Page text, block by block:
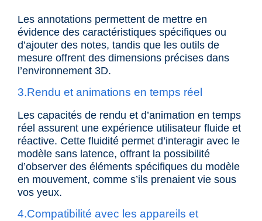
Les annotations permettent de mettre en
évidence des caractéristiques spécifiques ou
d’ajouter des notes, tandis que les outils de
mesure offrent des dimensions précises dans
l’environnement 3D.
3.Rendu et animations en temps réel
Les capacités de rendu et d’animation en temps
réel assurent une expérience utilisateur fluide et
réactive. Cette fluidité permet d’interagir avec le
modèle sans latence, offrant la possibilité
d’observer des éléments spécifiques du modèle
en mouvement, comme s’ils prenaient vie sous
vos yeux.
4.Compatibilité avec les appareils et